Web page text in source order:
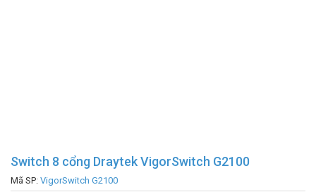
Switch 8 cổng Draytek VigorSwitch G2100
Mã SP: VigorSwitch G2100